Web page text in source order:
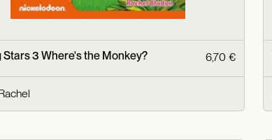
Stars 3 Where's the Monkey? 6,70 €